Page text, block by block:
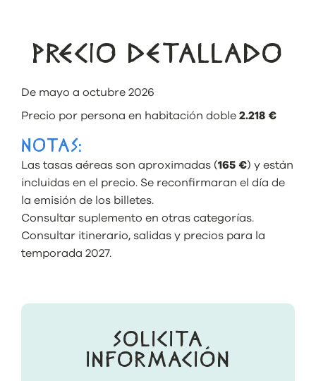
PRECIO DETALLADO
De mayo a octubre 2026
Precio por persona en habitación doble 2.218 €
NOTAS:
Las tasas aéreas son aproximadas (165 €) y están
incluidas en el precio. Se reconfirmaran el día de
la emisión de los billetes.
Consultar suplemento en otras categorías.
Consultar itinerario, salidas y precios para la
temporada 2027.
SOLICITA
INFORMACIÓN